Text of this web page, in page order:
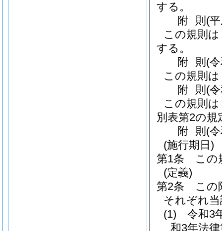
する。
附 則 (
この規則
する。
附 則 (
この規則
附 則 (
この規則
別表第2の規
附 則 (
(施行期日)
第1条
この
(定義)
第2条
この
それぞれ
(1)
令和3
和3年法